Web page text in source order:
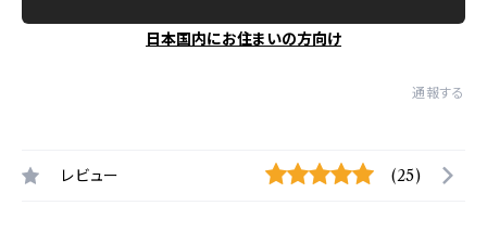
日本国内にお住まいの方向け
通報する
レビュー (25)